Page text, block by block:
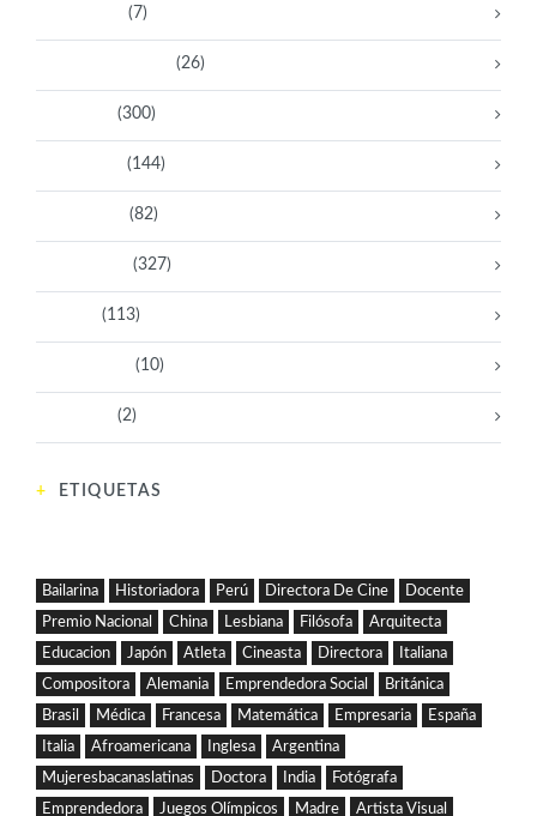
(7)
(26)
(300)
(144)
(82)
(327)
(113)
(10)
(2)
ETIQUETAS
Bailarina Historiadora Perú Directora De Cine
Docente
Premio Nacional
China Lesbiana Filósofa
Arquitecta
Educacion
Japón Atleta Cineasta Directora
Italiana
Compositora
Alemania Emprendedora Social
Británica
Brasil
Médica Francesa Matemática Empresaria
España
Italia
Afroamericana Inglesa
Argentina
Mujeresbacanaslatinas
Doctora India
Fotógrafa
Emprendedora
Juegos Olímpicos Madre Artista Visual